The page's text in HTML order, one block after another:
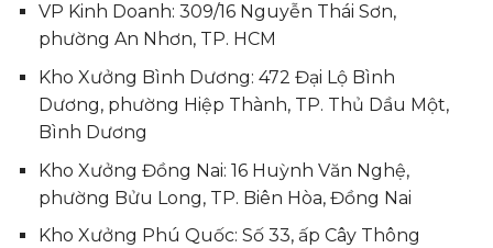
VP Kinh Doanh: 309/16 Nguyễn Thái Sơn,
phường An Nhơn, TP. HCM
Kho Xưởng Bình Dương: 472 Đại Lộ Bình
Dương, phường Hiệp Thành, TP. Thủ Dầu Một,
Bình Dương
Kho Xưởng Đồng Nai: 16 Huỳnh Văn Nghệ,
phường Bửu Long, TP. Biên Hòa, Đồng Nai
Kho Xưởng Phú Quốc: Số 33, ấp Cây Thông